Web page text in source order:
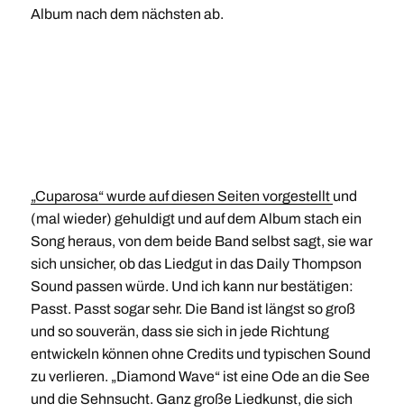
Album nach dem nächsten ab.
„Cuparosa“ wurde auf diesen Seiten vorgestellt und
(mal wieder) gehuldigt und auf dem Album stach ein
Song heraus, von dem beide Band selbst sagt, sie war
sich unsicher, ob das Liedgut in das Daily Thompson
Sound passen würde. Und ich kann nur bestätigen:
Passt. Passt sogar sehr. Die Band ist längst so groß
und so souverän, dass sie sich in jede Richtung
entwickeln können ohne Credits und typischen Sound
zu verlieren. „Diamond Wave“ ist eine Ode an die See
und die Sehnsucht. Ganz große Liedkunst, die sich